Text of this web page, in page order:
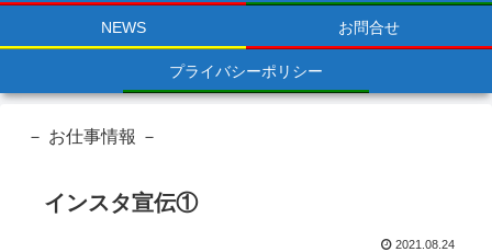
NEWS お問合せ
プライバシーポリシー
－ お仕事情報 －
インスタ宣伝①
2021.08.24